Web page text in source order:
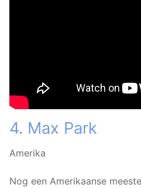
4. Max Park
Amerika
Nog een Amerikaanse